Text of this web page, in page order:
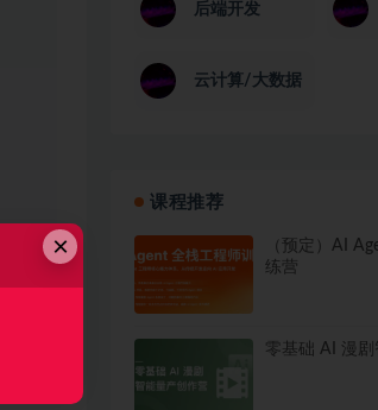
后端开发
云计算/大数据
课程推荐
（预定）AI
练营
零基础 AI 漫
×